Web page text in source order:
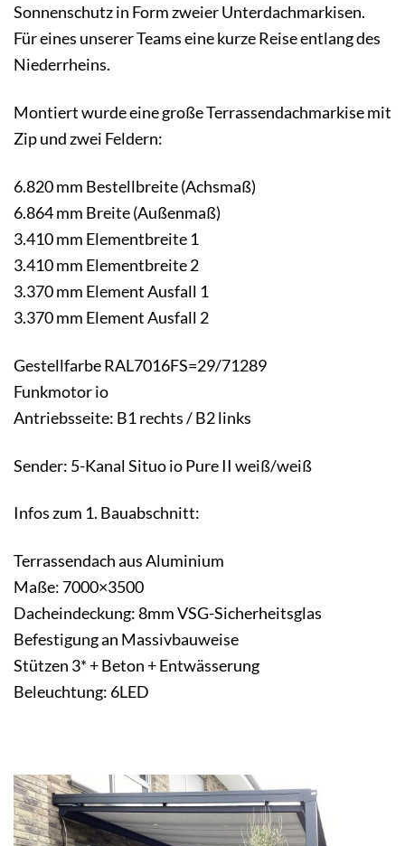
Sonnenschutz in Form zweier Unterdachmarkisen.
Für eines unserer Teams eine kurze Reise entlang des
Niederrheins.
Montiert wurde eine große Terrassendachmarkise mit
Zip und zwei Feldern:
6.820 mm Bestellbreite (Achsmaß)
6.864 mm Breite (Außenmaß)
3.410 mm Elementbreite 1
3.410 mm Elementbreite 2
3.370 mm Element Ausfall 1
3.370 mm Element Ausfall 2
Gestellfarbe RAL7016FS=29/71289
Funkmotor io
Antriebsseite: B1 rechts / B2 links
Sender: 5-Kanal Situo io Pure II weiß/weiß
Infos zum 1. Bauabschnitt:
Terrassendach aus Aluminium
Maße: 7000×3500
Dacheindeckung: 8mm VSG-Sicherheitsglas
Befestigung an Massivbauweise
Stützen 3* + Beton + Entwässerung
Beleuchtung: 6LED